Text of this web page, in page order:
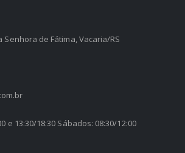
Senhora de Fátima, Vacaria/RS
e 13:30/18:30 Sábados: 08:30/12:00